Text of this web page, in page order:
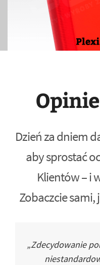
Dzień za dniem
aby sprostać
Klientów – i
Zobaczcie
„Zdecydowanie